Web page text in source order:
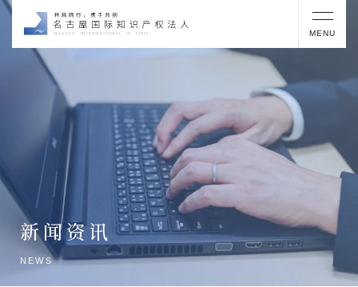
MENU
新闻资讯
NEWS